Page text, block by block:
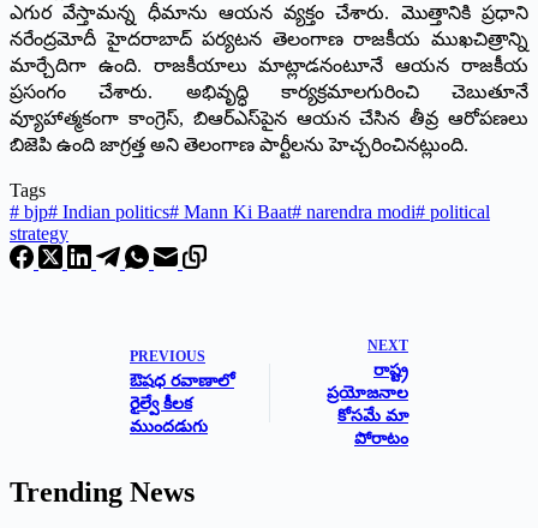
ఎగుర వేస్తామన్న ధీమాను ఆయన వ్యక్తం చేశారు. మొత్తానికి ప్రధాని
నరేంద్రమోదీ హైదరాబాద్‌ ‌పర్యటన తెలంగాణ రాజకీయ ముఖచిత్రాన్ని
మార్చేదిగా ఉంది. రాజకీయాలు మాట్లాడనంటూనే ఆయన రాజకీయ
ప్రసంగం చేశారు. అభివృద్ధి కార్యక్రమాలగురించి చెబుతూనే
వ్యూహాత్మకంగా కాంగ్రెస్‌, ‌బిఆర్‌ఎస్‌పైన ఆయన చేసిన తీవ్ర ఆరోపణలు
బిజెపి ఉంది జాగ్రత్త అని తెలంగాణ పార్టీలను హెచ్చరించినట్లుంది.
Tags
# bjp# Indian politics# Mann Ki Baat# narendra modi# political
strategy
PREVIOUS
ఔషధ రవాణాలో
రైల్వే కీలక
ముందడుగు
NEXT
రాష్ట్ర
ప్రయోజనాల
కోసమే మా
పోరాటం
Trending News